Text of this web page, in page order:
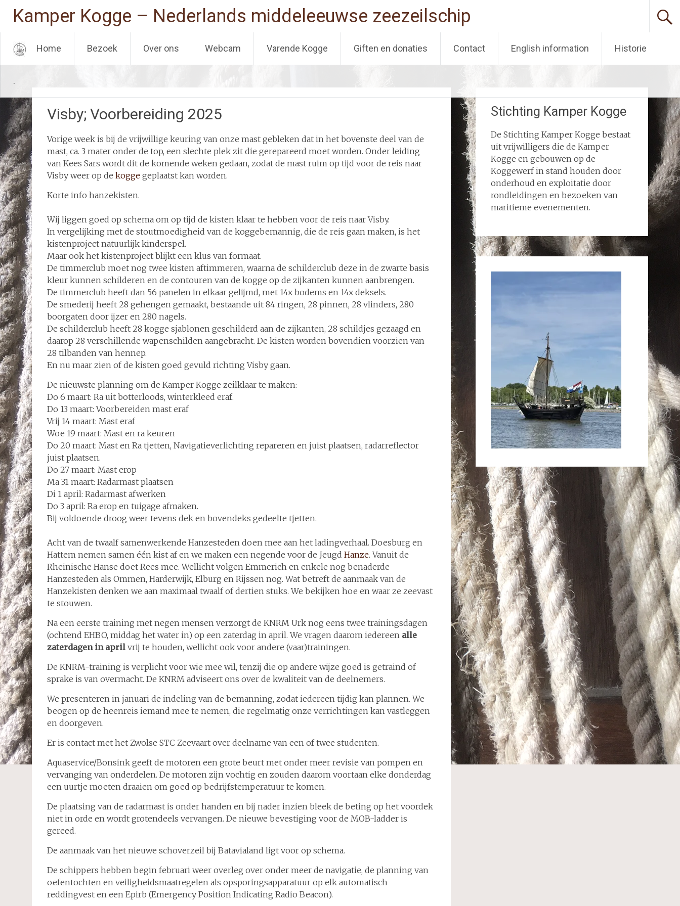
naar
de
inhoud
Kamper Kogge – Nederlands middeleeuwse zeezeilschip
Home Bezoek Over ons Webcam Varende Kogge Giften en donaties Contact English information Historie
.
Visby; Voorbereiding 2025
Vorige week is bij de vrijwillige keuring van onze mast gebleken dat in het bovenste deel van de
mast, ca. 3 mater onder de top, een slechte plek zit die gerepareerd moet worden. Onder leiding
van Kees Sars wordt dit de komende weken gedaan, zodat de mast ruim op tijd voor de reis naar
Visby weer op de kogge geplaatst kan worden.
Korte info hanzekisten.
Wij liggen goed op schema om op tijd de kisten klaar te hebben voor de reis naar Visby.
In vergelijking met de stoutmoedigheid van de koggebemannig, die de reis gaan maken, is het
kistenproject natuurlijk kinderspel.
Maar ook het kistenproject blijkt een klus van formaat.
De timmerclub moet nog twee kisten aftimmeren, waarna de schilderclub deze in de zwarte basis
kleur kunnen schilderen en de contouren van de kogge op de zijkanten kunnen aanbrengen.
De timmerclub heeft dan 56 panelen in elkaar gelijmd, met 14x bodems en 14x deksels.
De smederij heeft 28 gehengen gemaakt, bestaande uit 84 ringen, 28 pinnen, 28 vlinders, 280
boorgaten door ijzer en 280 nagels.
De schilderclub heeft 28 kogge sjablonen geschilderd aan de zijkanten, 28 schildjes gezaagd en
daarop 28 verschillende wapenschilden aangebracht. De kisten worden bovendien voorzien van
28 tilbanden van hennep.
En nu maar zien of de kisten goed gevuld richting Visby gaan.
De nieuwste planning om de Kamper Kogge zeilklaar te maken:
Do 6 maart: Ra uit botterloods, winterkleed eraf.
Do 13 maart: Voorbereiden mast eraf
Vrij 14 maart: Mast eraf
Woe 19 maart: Mast en ra keuren
Do 20 maart: Mast en Ra tjetten, Navigatieverlichting repareren en juist plaatsen, radarreflector
juist plaatsen.
Do 27 maart: Mast erop
Ma 31 maart: Radarmast plaatsen
Di 1 april: Radarmast afwerken
Do 3 april: Ra erop en tuigage afmaken.
Bij voldoende droog weer tevens dek en bovendeks gedeelte tjetten.
Acht van de twaalf samenwerkende Hanzesteden doen mee aan het ladingverhaal. Doesburg en
Hattem nemen samen één kist af en we maken een negende voor de Jeugd Hanze. Vanuit de
Rheinische Hanse doet Rees mee. Wellicht volgen Emmerich en enkele nog benaderde
Hanzesteden als Ommen, Harderwijk, Elburg en Rijssen nog. Wat betreft de aanmaak van de
Hanzekisten denken we aan maximaal twaalf of dertien stuks. We bekijken hoe en waar ze zeevast
te stouwen.
Na een eerste training met negen mensen verzorgt de KNRM Urk nog eens twee trainingsdagen
(ochtend EHBO, middag het water in) op een zaterdag in april. We vragen daarom iedereen alle
zaterdagen in april vrij te houden, wellicht ook voor andere (vaar)trainingen.
De KNRM-training is verplicht voor wie mee wil, tenzij die op andere wijze goed is getraind of
sprake is van overmacht. De KNRM adviseert ons over de kwaliteit van de deelnemers.
We presenteren in januari de indeling van de bemanning, zodat iedereen tijdig kan plannen. We
beogen op de heenreis iemand mee te nemen, die regelmatig onze verrichtingen kan vastleggen
en doorgeven.
Er is contact met het Zwolse STC Zeevaart over deelname van een of twee studenten.
Aquaservice/Bonsink geeft de motoren een grote beurt met onder meer revisie van pompen en
vervanging van onderdelen. De motoren zijn vochtig en zouden daarom voortaan elke donderdag
een uurtje moeten draaien om goed op bedrijfstemperatuur te komen.
De plaatsing van de radarmast is onder handen en bij nader inzien bleek de beting op het voordek
niet in orde en wordt grotendeels vervangen. De nieuwe bevestiging voor de MOB-ladder is
gereed.
De aanmaak van het nieuwe schoverzeil bij Batavialand ligt voor op schema.
De schippers hebben begin februari weer overleg over onder meer de navigatie, de planning van
oefentochten en veiligheidsmaatregelen als opsporingsapparatuur op elk automatisch
reddingvest en een Epirb (Emergency Position Indicating Radio Beacon).
Stichting Kamper Kogge
De Stichting Kamper Kogge bestaat
uit vrijwilligers die de Kamper
Kogge en gebouwen op de
Koggewerf in stand houden door
onderhoud en exploitatie door
rondleidingen en bezoeken van
maritieme evenementen.